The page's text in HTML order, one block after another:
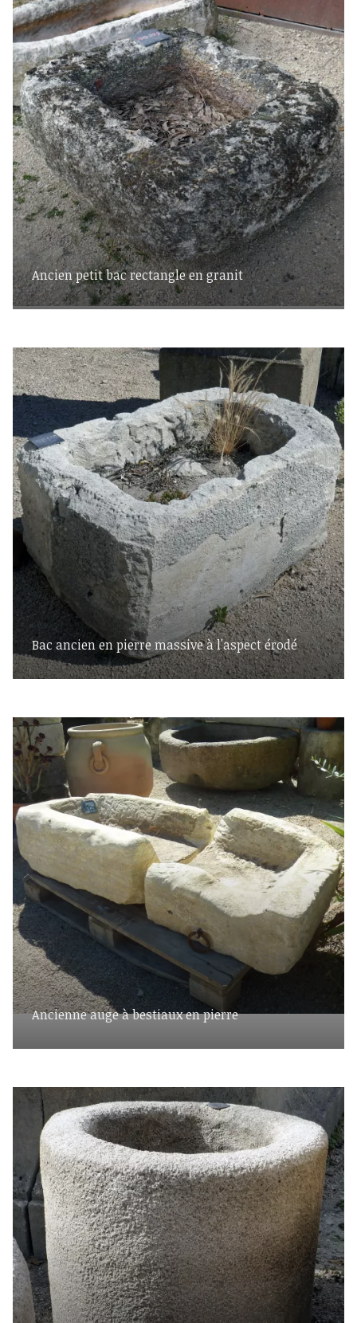
Ancien petit bac rectangle en granit
Bac ancien en pierre massive à l'aspect érodé
Ancienne auge à bestiaux en pierre